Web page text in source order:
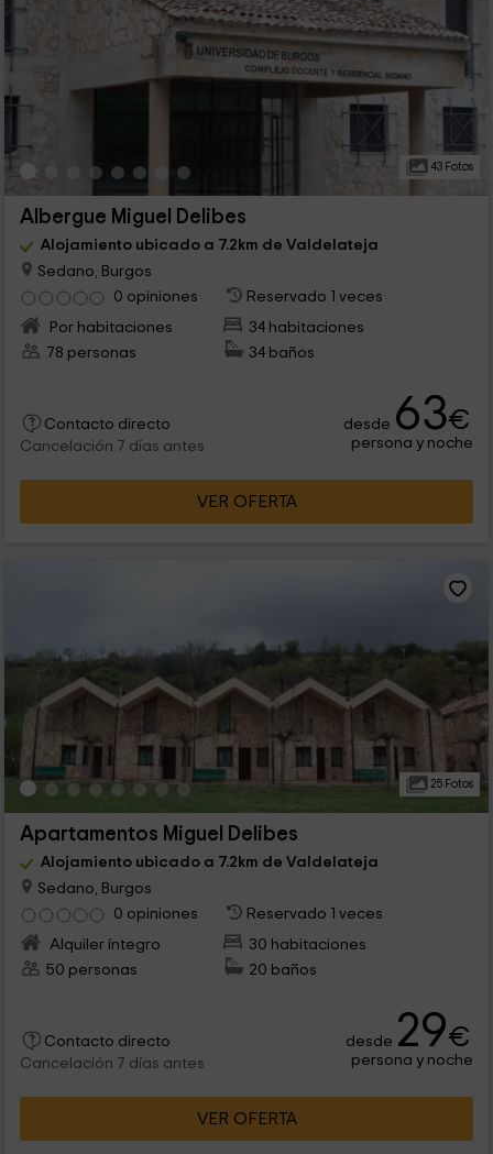
43 Fotos
Albergue Miguel Delibes
Alojamiento ubicado a 7.2km de Valdelateja
Sedano, Burgos
0 opiniones
Reservado 1 veces
Por habitaciones
34 habitaciones
78 personas
34 baños
Contacto directo
Cancelación 7 días antes
desde 63€
persona y noche
VER OFERTA
25 Fotos
Apartamentos Miguel Delibes
Alojamiento ubicado a 7.2km de Valdelateja
Sedano, Burgos
0 opiniones
Reservado 1 veces
Alquiler íntegro
30 habitaciones
50 personas
20 baños
Contacto directo
Cancelación 7 días antes
desde 29€
persona y noche
VER OFERTA